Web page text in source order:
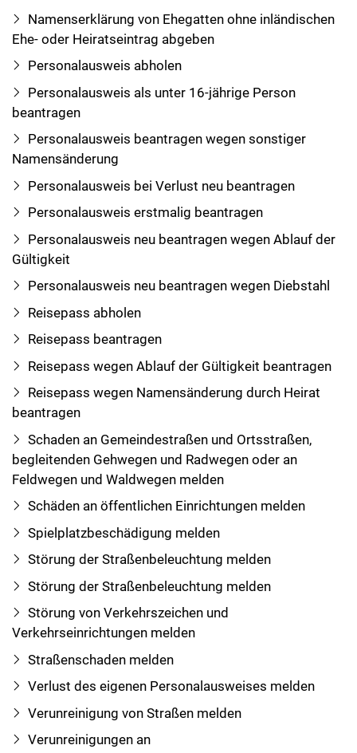
Namenserklärung von Ehegatten ohne inländischen
Ehe- oder Heiratseintrag abgeben
Personalausweis abholen
Personalausweis als unter 16-jährige Person
beantragen
Personalausweis beantragen wegen sonstiger
Namensänderung
Personalausweis bei Verlust neu beantragen
Personalausweis erstmalig beantragen
Personalausweis neu beantragen wegen Ablauf der
Gültigkeit
Personalausweis neu beantragen wegen Diebstahl
Reisepass abholen
Reisepass beantragen
Reisepass wegen Ablauf der Gültigkeit beantragen
Reisepass wegen Namensänderung durch Heirat
beantragen
Schaden an Gemeindestraßen und Ortsstraßen,
begleitenden Gehwegen und Radwegen oder an
Feldwegen und Waldwegen melden
Schäden an öffentlichen Einrichtungen melden
Spielplatzbeschädigung melden
Störung der Straßenbeleuchtung melden
Störung der Straßenbeleuchtung melden
Störung von Verkehrszeichen und
Verkehrseinrichtungen melden
Straßenschaden melden
Verlust des eigenen Personalausweises melden
Verunreinigung von Straßen melden
Verunreinigungen an